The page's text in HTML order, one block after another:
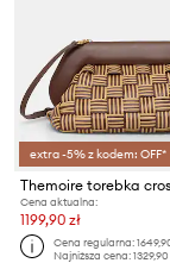
extra -5% z kodem: OFF*
Cena aktualna:
1199,90 zł
Cena regularna:
Najniższa cena:1329,90